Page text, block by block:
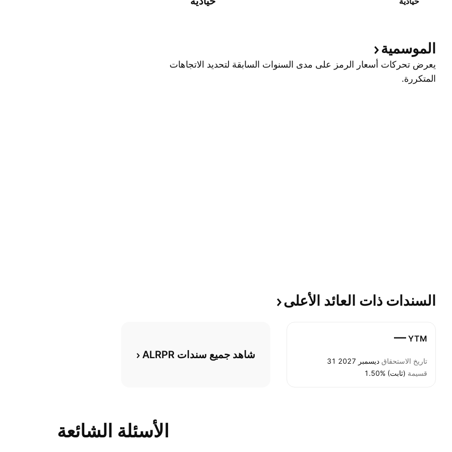
الموسمية
يعرض تحركات أسعار الرمز على مدى السنوات السابقة لتحديد الاتجاهات
المتكررة.
السندات ذات العائد الأعلى
— YTM
تاريخ الاستحقاق 31 ديسمبر 2027
قسيمة 1.50% (ثابت)
شاهد جميع سندات ALRPR
الأسئلة الشائعة